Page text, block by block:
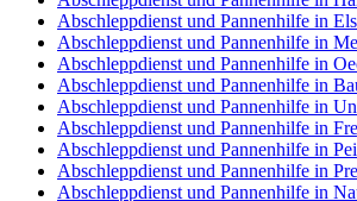
Abschleppdienst und Pannenhilfe in
Abschleppdienst und Pannenhilfe in
Abschleppdienst und Pannenhilfe in
Abschleppdienst und Pannenhilfe in
Abschleppdienst und Pannenhilfe in
Abschleppdienst und Pannenhilfe in
Abschleppdienst und Pannenhilfe in
Abschleppdienst und Pannenhilfe in
Abschleppdienst und Pannenhilfe in